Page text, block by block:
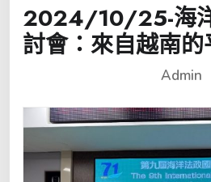
2024/10/25-海
討會：來自越南
Admin